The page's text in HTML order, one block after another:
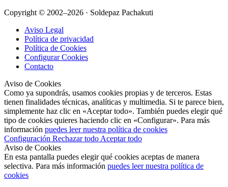
Copyright © 2002–2026 · Soldepaz Pachakuti
Aviso Legal
Política de privacidad
Política de Cookies
Configurar Cookies
Contacto
Aviso de Cookies
Como ya supondrás, usamos cookies propias y de terceros. Estas
tienen finalidades técnicas, analíticas y multimedia. Si te parece bien,
simplemente haz clic en «Aceptar todo». También puedes elegir qué
tipo de cookies quieres haciendo clic en «Configurar». Para más
información puedes leer nuestra política de cookies
Configuración Rechazar todo Aceptar todo
Aviso de Cookies
En esta pantalla puedes elegir qué cookies aceptas de manera
selectiva. Para más información puedes leer nuestra política de
cookies